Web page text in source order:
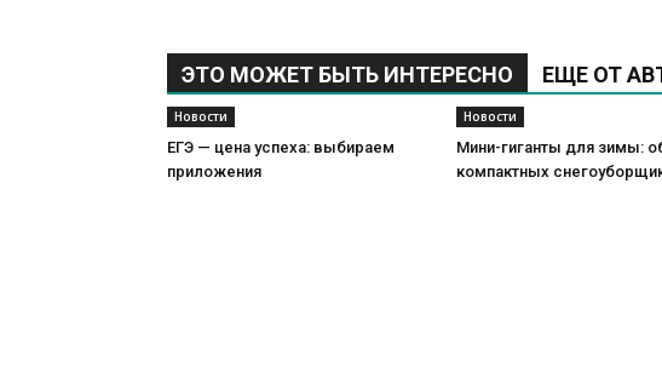
ЭТО МОЖЕТ БЫТЬ ИНТЕРЕСНО ЕЩЕ ОТ
Новости
ЕГЭ — цена успеха: выбираем
приложения
Новости
Мини-гиганты для зимы:
компактных